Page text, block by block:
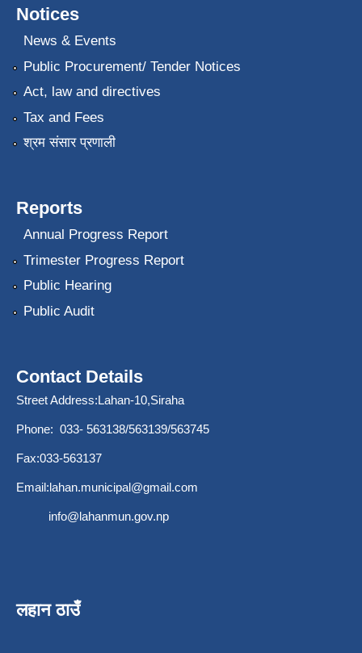
Notices
News & Events
Public Procurement/ Tender Notices
Act, law and directives
Tax and Fees
श्रम संसार प्रणाली
Reports
Annual Progress Report
Trimester Progress Report
Public Hearing
Public Audit
Contact Details
Street Address:Lahan-10,Siraha
Phone: 033- 563138/563139/563745
Fax:033-563137
Email:lahan.municipal@gmail.com
info@lahanmun.gov.np
लहान ठाउँ